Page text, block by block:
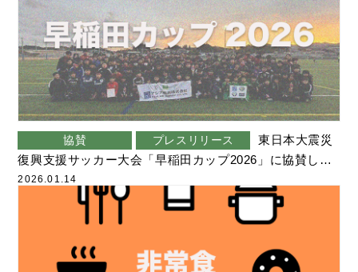
協賛 プレスリリース
復興支援サッカー大会「早稲田カップ2026」に協賛しま
す
2026.01.14